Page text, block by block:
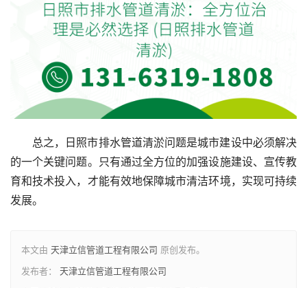
总之，日照市排水管道清淤问题是城市建设中必须解决
的一个关键问题。只有通过全方位的加强设施建设、宣传教
育和技术投入，才能有效地保障城市清洁环境，实现可持续
发展。
本文由 天津立信管道工程有限公司 原创发布。
发布者： 天津立信管道工程有限公司